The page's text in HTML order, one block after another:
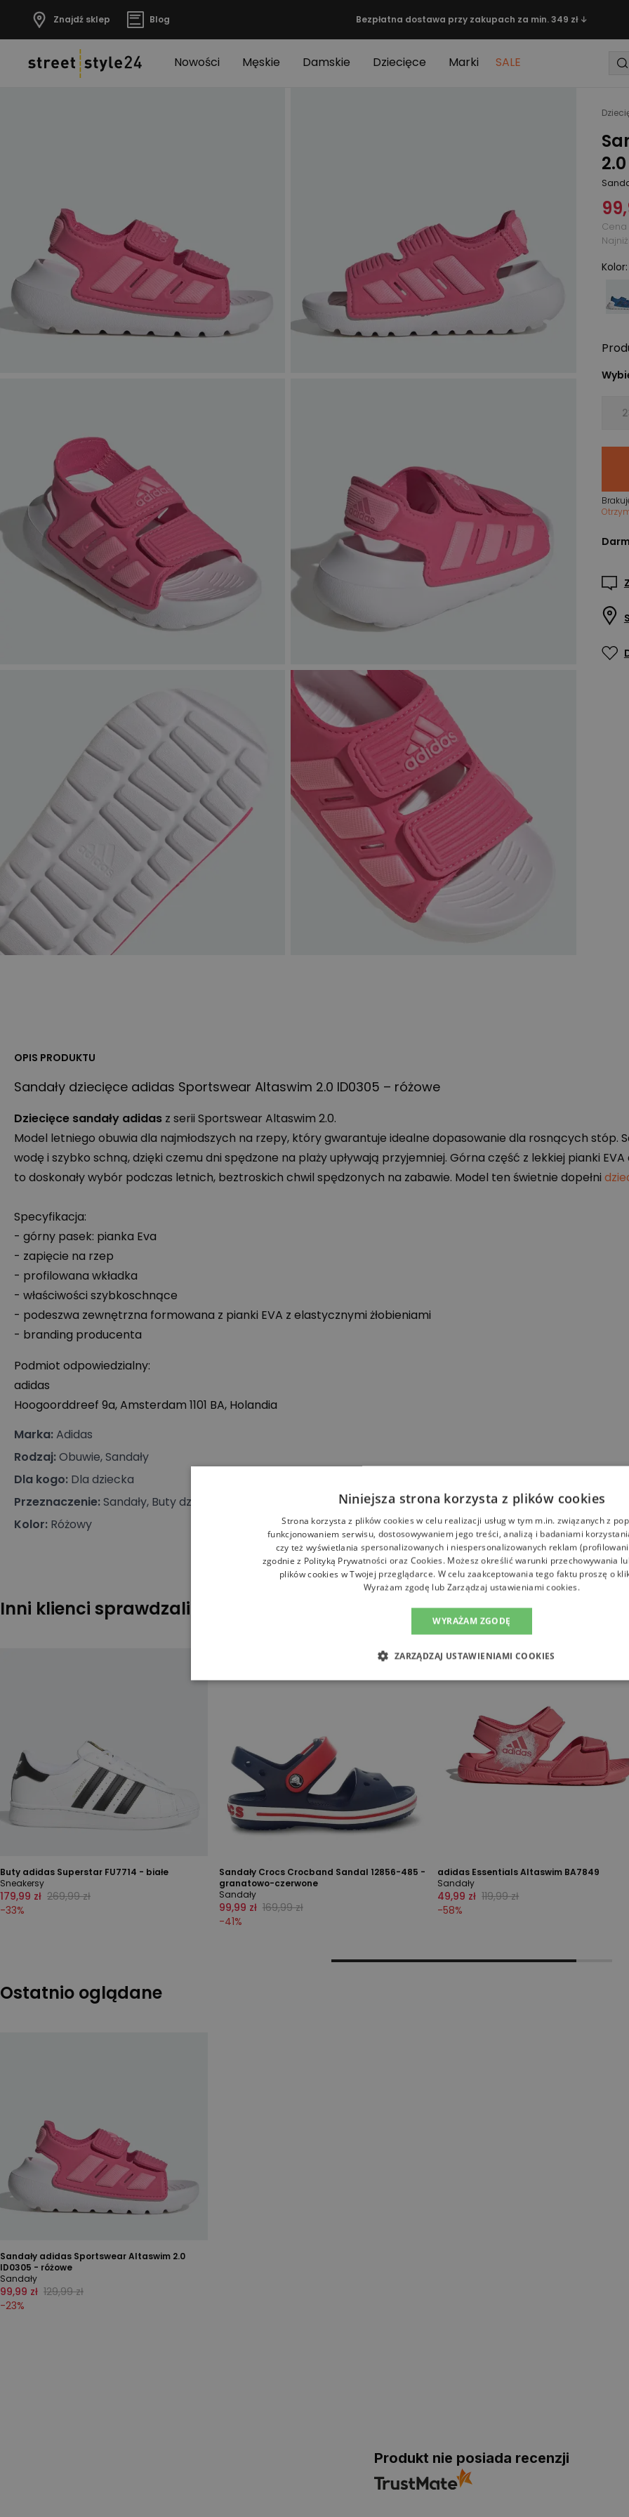
Znajdź sklep Blog Bezpłatna dostawa przy zakupach za min. 349 zł ↓
Nowości Męskie Damskie Dziecięce Marki SALE
Cena
Kolor:
OPIS PRODUKTU
Sandały dziecięce adidas Sportswear Altaswim 2.0 ID0305 – różowe
Dziecięce sandały adidas z serii Sportswear Altaswim 2.0.
Model letniego obuwia dla najmłodszych na rzepy, który gwarantuje idealne dopasowanie dla rosnących stóp.
wodę i szybko schną, dzięki czemu dni spędzone na plaży upływają przyjemniej. Górna część z lekkiej pianki EVA
to doskonały wybór podczas letnich, beztroskich chwil spędzonych na zabawie. Model ten świetnie dopełni
Specyfikacja:
- górny pasek: pianka Eva
- zapięcie na rzep
- profilowana wkładka
- właściwości szybkoschnące
- podeszwa zewnętrzna formowana z pianki EVA z elastycznymi żłobieniami
- branding producenta
Podmiot odpowiedzialny:
adidas
Hoogoorddreef 9a, Amsterdam 1101 BA, Holandia
Marka:Adidas
Rodzaj:Obuwie, Sandały
Dla kogo: Dla dziecka
Przeznaczenie:Sandały, Buty dziecięce
Kolor: Różowy
Inni klienci sprawdzali również
Buty adidas Superstar FU7714 - białe
Sneakersy
179,99 zł 269,99 zł
-33%
Sandały Crocs Crocband Sandal 12856-485 -
granatowo-czerwone
Sandały
99,99 zł 169,99 zł
-41%
adidas Essentials Altaswim BA7849
Sandały
49,99 zł 119,99 zł
-58%
Ostatnio oglądane
Sandały adidas Sportswear Altaswim 2.0
ID0305 - różowe
Sandały
99,99 zł 129,99 zł
-23%
Produkt nie posiada recenzji
Niniejsza strona korzysta z plików cookies
Strona korzysta z plików cookies w celu realizacji usług w tym m.in. związanych z
funkcjonowaniem serwisu, dostosowywaniem jego treści, analizą i badaniami
czy też wyświetlania spersonalizowanych i niespersonalizowanych reklam
zgodnie z Polityką Prywatności oraz Cookies. Możesz określić warunki przechowywania
plików cookies w Twojej przeglądarce. W celu zaakceptowania tego faktu proszę o
Wyrażam zgodę lub Zarządzaj ustawieniami cookies.
WYRAŻAM ZGODĘ
ZARZĄDZAJ USTAWIENIAMI COOKIES